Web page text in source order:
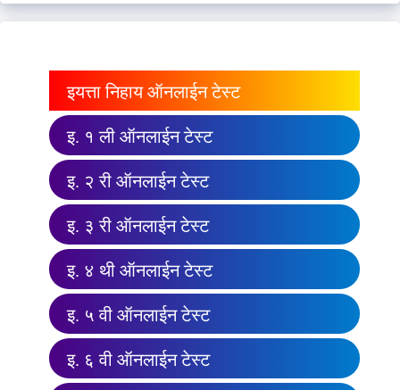
इयत्ता निहाय ऑनलाईन टेस्ट
इ. १ ली ऑनलाईन टेस्ट
इ. २ री ऑनलाईन टेस्ट
इ. ३ री ऑनलाईन टेस्ट
इ. ४ थी ऑनलाईन टेस्ट
इ. ५ वी ऑनलाईन टेस्ट
इ. ६ वी ऑनलाईन टेस्ट